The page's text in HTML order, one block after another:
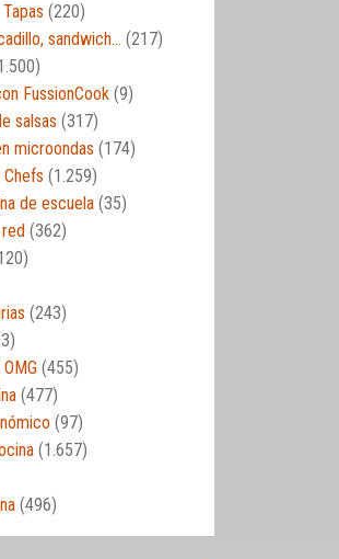
(220)
sandwich… (217)
FussionCook (9)
salsas (317)
microondas (174)
(1.259)
de escuela (35)
(362)
(243)
(455)
(477)
(97)
(1.657)
(496)